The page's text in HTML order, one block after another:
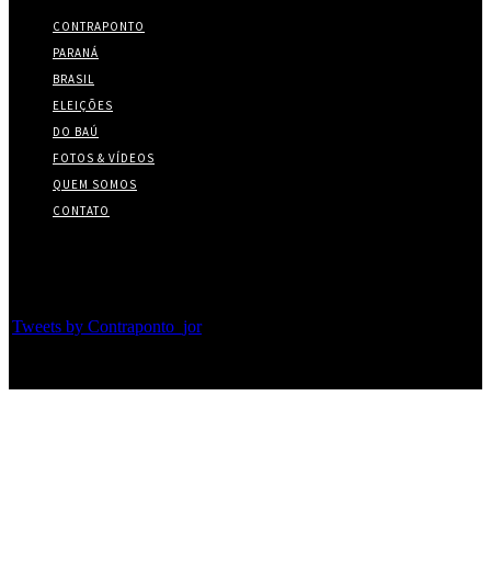
CONTRAPONTO
PARANÁ
BRASIL
ELEIÇÕES
DO BAÚ
FOTOS & VÍDEOS
QUEM SOMOS
CONTATO
Tweets by Contraponto_jor